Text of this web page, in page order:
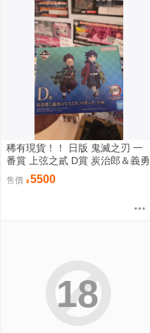
稀有現貨！！ 日版 鬼滅之刃 一
番賞 上弦之貳 D賞 炭治郎＆義勇
Q版模型 竈門炭治郎 富岡義勇
售價 5500
18